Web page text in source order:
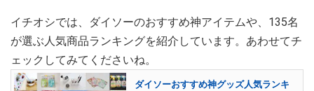
イチオシでは、ダイソーのおすすめ神アイテムや、135名
が選ぶ人気商品ランキングを紹介しています。あわせてチ
ェックしてみてくださいね。
ダイソーおすすめ神グッズ人気ランキ